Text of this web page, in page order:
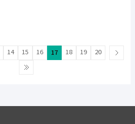
14 15 16 17 18 19 20